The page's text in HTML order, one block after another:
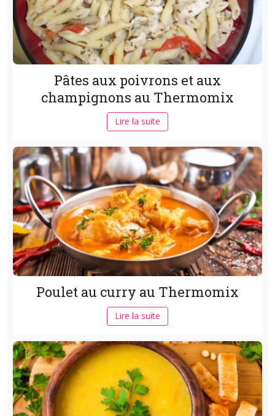
Pâtes aux poivrons et aux
champignons au Thermomix
Lire la suite
Poulet au curry au Thermomix
Lire la suite